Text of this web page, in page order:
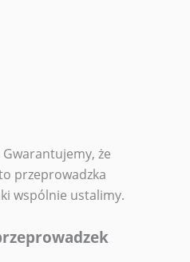
Gwarantujemy, że
przeprowadzka
wspólnie ustalimy.